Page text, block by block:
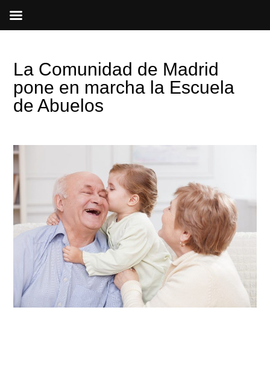
La Comunidad de Madrid
pone en marcha la Escuela
de Abuelos